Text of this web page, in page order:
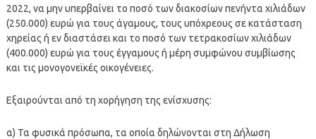
2022, να μην υπερβαίνει το ποσό των διακοσίων πενήντα χιλιάδων
(250.000) ευρώ για τους άγαμους, τους υπόχρεους σε κατάσταση
χηρείας ή εν διαστάσει και το ποσό των τετρακοσίων χιλιάδων
(400.000) ευρώ για τους έγγαμους ή μέρη συμφώνου συμβίωσης
και τις μονογονεϊκές οικογένειες.
Εξαιρούνται από τη χορήγηση της ενίσχυσης:
α) Τα φυσικά πρόσωπα, τα οποία δηλώνονται στη Δήλωση